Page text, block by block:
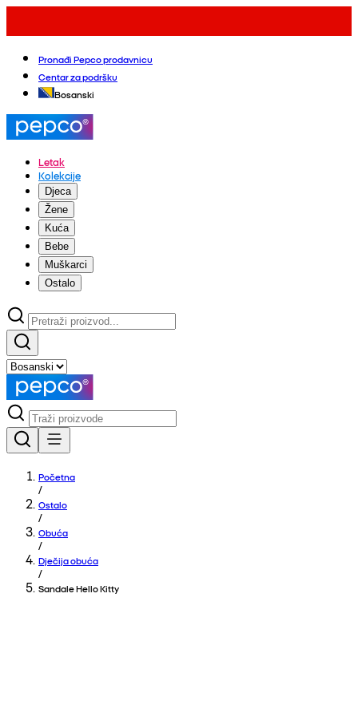
Pronađi Pepco prodavnicu
Centar za podršku
Bosanski
Letak
Kolekcije
Djeca
Žene
Kuća
Bebe
Muškarci
Ostalo
Početna
/
Ostalo
/
Obuća
/
Dječija obuća
/
Sandale Hello Kitty